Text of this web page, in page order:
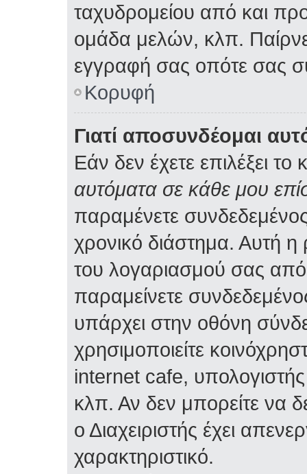
ταχυδρομείου από και
ομάδα μελών, κλπ.
εγγραφή σας οπότε σας
Κορυφή
Γιατί αποσυνδέομαι
Εάν δεν έχετε επιλέξει το
αυτόματα σε κάθε μου
παραμένετε
χρονικό διάστημα. Αυτή
του λογαριασμού σας
παραμείνετε
υπάρχει στην οθόνη
χρησιμοποιείτε
internet cafe,
κλπ. Αν δεν μπορείτε να
ο Διαχειριστής έχει
χαρακτηριστικό.